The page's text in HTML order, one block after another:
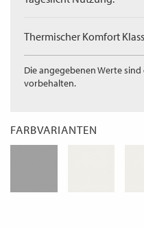
Thermischer Komfort
Die angegebenen Werte
vorbehalten.
FARBVARIANTEN